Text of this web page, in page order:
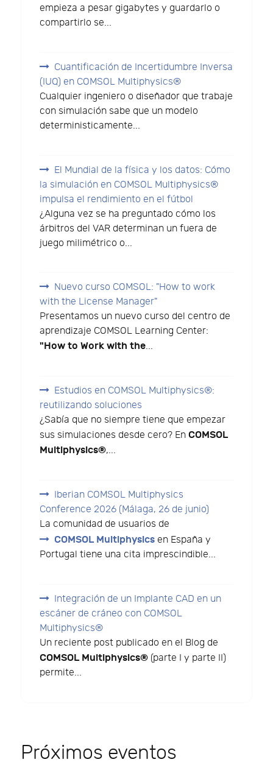
empieza a pesar gigabytes y guardarlo o
compartirlo se...
Cuantificación de Incertidumbre Inversa
(IUQ) en COMSOL Multiphysics®
Cualquier ingeniero o diseñador que trabaje
con simulación sabe que un modelo
deterministicamente...
El Mundial de la física y los datos: Cómo
la simulación en COMSOL Multiphysics®
impulsa el rendimiento en el fútbol
¿Alguna vez se ha preguntado cómo los
árbitros del VAR determinan un fuera de
juego milimétrico o...
Nuevo curso COMSOL: "How to work
with the License Manager"
Presentamos un nuevo curso del centro de
aprendizaje COMSOL Learning Center:
"How to Work with the...
Estudios en COMSOL Multiphysics®:
reutilizando soluciones
¿Sabía que no siempre tiene que empezar
sus simulaciones desde cero? En COMSOL
Multiphysics®,...
Iberian COMSOL Multiphysics
Conference 2026 (Málaga, 26 de junio)
La comunidad de usuarios de
COMSOL Multiphysics en España y
Portugal tiene una cita imprescindible...
Integración de un Implante CAD en un
escáner de cráneo con COMSOL
Multiphysics®
Un reciente post publicado en el Blog de
COMSOL Multiphysics® (parte I y parte II)
permite...
Próximos eventos